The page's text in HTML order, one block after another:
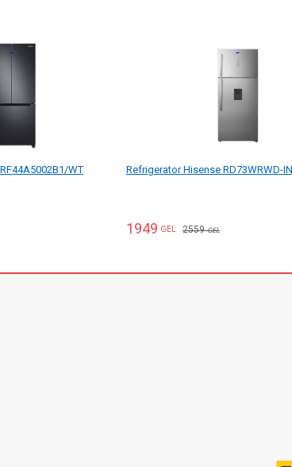
WT Refrigerator Hisense RD73WRWD-
1949 GEL 2559GEL